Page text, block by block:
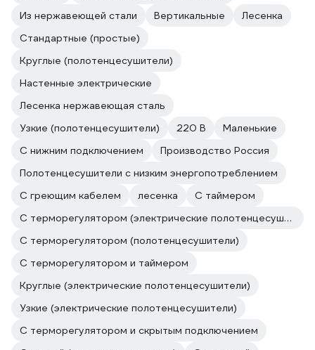
Из нержавеющей стали
Вертикальные
Лесенка
Стандартные (простые)
Круглые (полотенцесушители)
Настенные электрические
Лесенка нержавеющая сталь
Узкие (полотенцесушители)
220 В
Маленькие
С нижним подключением
Производство Россия
Полотенцесушители с низким энергопотреблением
С греющим кабелем
лесенка
С таймером
С терморегулятором (электрические полотенцесушители)
С терморегулятором (полотенцесушители)
С терморегулятором и таймером
Круглые (электрические полотенцесушители)
Узкие (электрические полотенцесушители)
С терморегулятором и скрытым подключением